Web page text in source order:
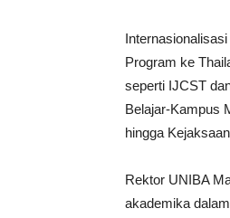
Program ke
seperti IJCST
Belajar-Kampus
hingga
Rektor UNIBA
akademika